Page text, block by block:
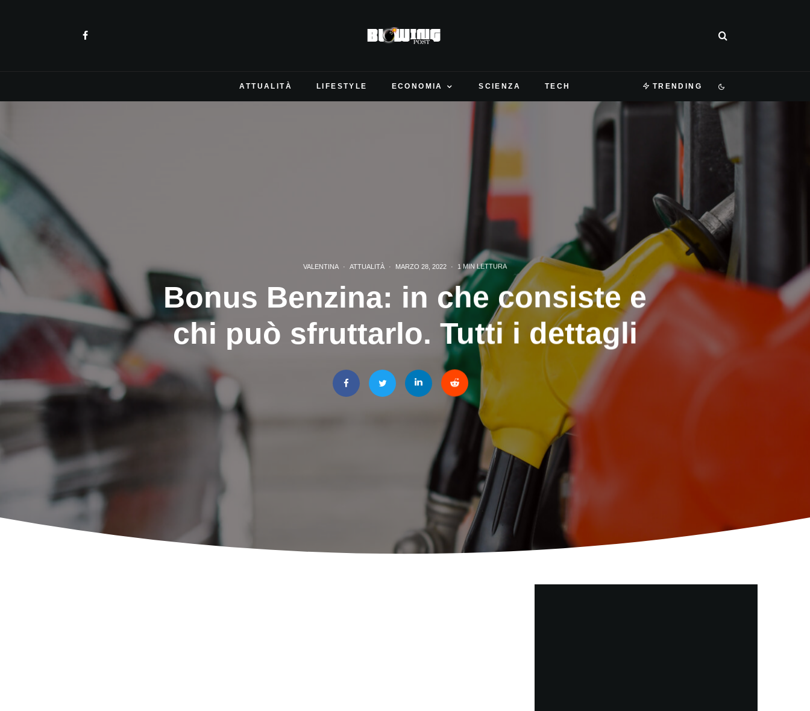
ATTUALITÀ LIFESTYLE ECONOMIA SCIENZA TECH TRENDING
VALENTINA · ATTUALITÀ · MARZO 28, 2022 · 1 MIN LETTURA
Bonus Benzina: in che consiste e
chi può sfruttarlo. Tutti i dettagli